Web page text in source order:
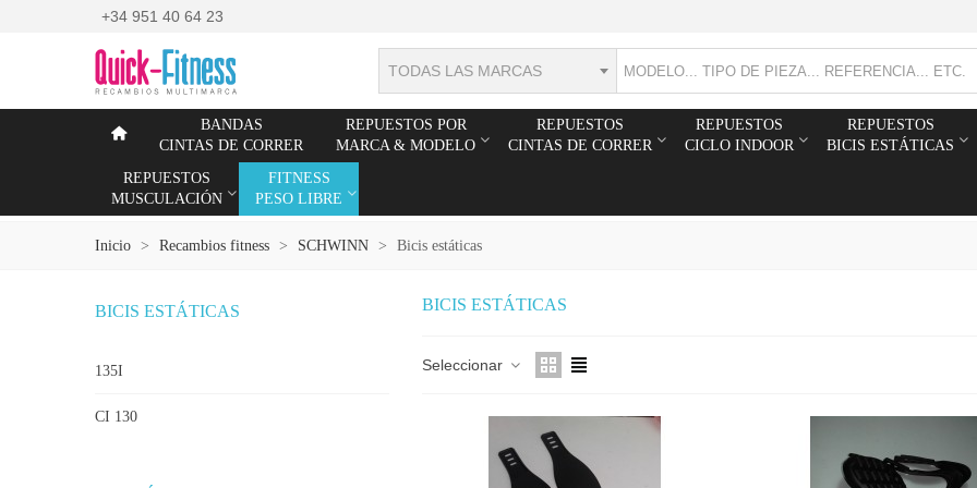
+34 951 40 64 23
TODAS LAS MARCAS
BANDAS
CINTAS DE CORRER
REPUESTOS POR
MARCA & MODELO
REPUESTOS
CINTAS DE CORRER
REPUESTOS
CICLO INDOOR
REPUESTOS
BICIS ESTÁTICAS
REPUESTOS
MUSCULACIÓN
FITNESS
PESO LIBRE
Inicio > Recambios fitness > SCHWINN > Bicis estáticas
BICIS ESTÁTICAS
135I
CI 130
BICIS ESTÁTICAS
Seleccionar